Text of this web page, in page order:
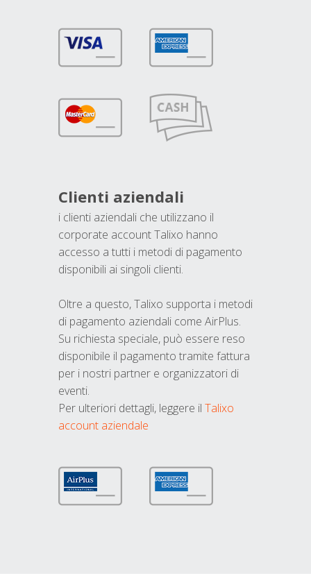
Clienti aziendali
i clienti aziendali che utilizzano il
corporate account Talixo hanno
accesso a tutti i metodi di pagamento
disponibili ai singoli clienti.
Oltre a questo, Talixo supporta i metodi
di pagamento aziendali come AirPlus.
Su richiesta speciale, può essere reso
disponibile il pagamento tramite fattura
per i nostri partner e organizzatori di
eventi.
Per ulteriori dettagli, leggere il Talixo
account aziendale